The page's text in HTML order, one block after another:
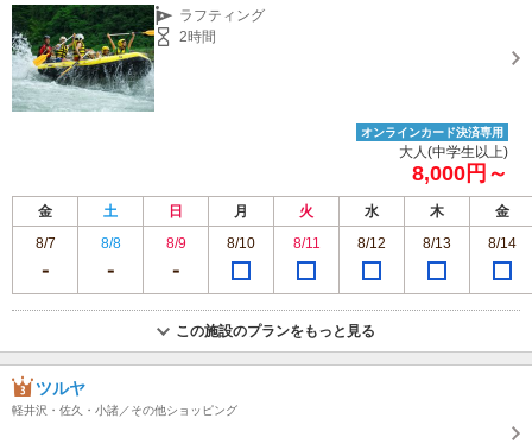
ラフティング
2時間
オンラインカード決済専用
大人(中学生以上)
8,000円～
金 土 日 月 火 水 木
金
8/7
8/8 8/9 8/10 8/11 8/12 8/13 8/14
この施設のプランをもっと見る
ツルヤ
軽井沢・佐久・小諸／その他ショッピング